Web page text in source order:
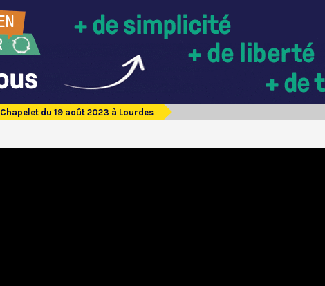
Chapelet du 19 août 2023 à Lourdes